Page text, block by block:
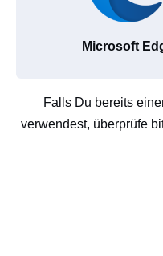
Microsoft
Falls Du bereits
verwendest, überprüfe